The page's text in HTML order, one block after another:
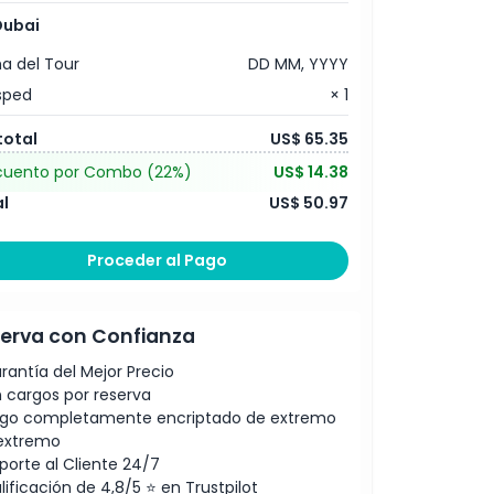
del Tour
DD MM, YYYY
× 1
US$ 65.35
por Combo (22%)
US$ 14.38
US$ 50.97
Proceder al Pago
con Confianza
del Mejor Precio
cargos por reserva
completamente encriptado de extremo
al Cliente 24/7
de 4,8/5 ⭐ en Trustpilot